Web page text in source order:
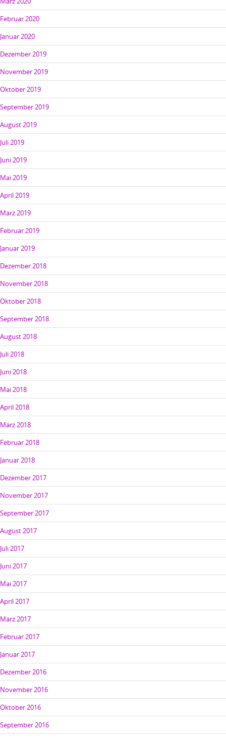
Februar 2020
Januar 2020
Dezember 2019
November 2019
Oktober 2019
September 2019
August 2019
Juli 2019
Juni 2019
Mai 2019
April 2019
März 2019
Februar 2019
Januar 2019
Dezember 2018
November 2018
Oktober 2018
September 2018
August 2018
Juli 2018
Juni 2018
Mai 2018
April 2018
März 2018
Februar 2018
Januar 2018
Dezember 2017
November 2017
September 2017
August 2017
Juli 2017
Juni 2017
Mai 2017
April 2017
März 2017
Februar 2017
Januar 2017
Dezember 2016
November 2016
Oktober 2016
September 2016